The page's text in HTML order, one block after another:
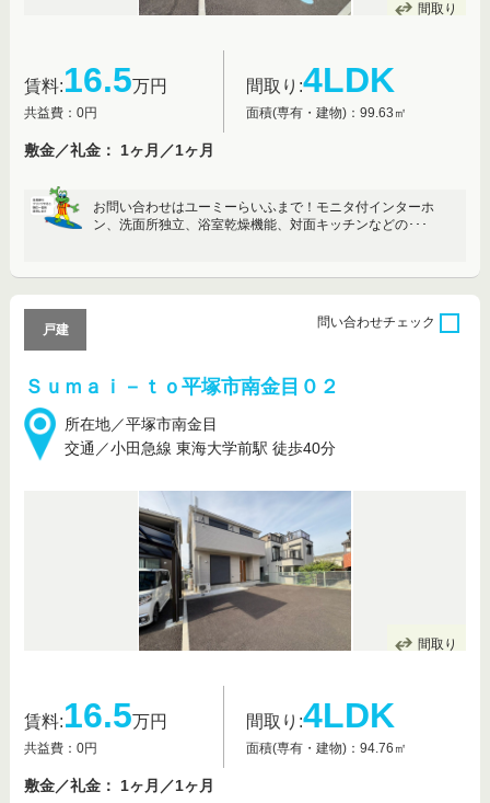
間取り
賃料:16.5万円
共益費：0円
間取り:4LDK
面積(専有・建物)：99.63㎡
敷金／礼金： 1ヶ月／1ヶ月
お問い合わせはユーミーらいふまで！モニタ付インターホ
ン、洗面所独立、浴室乾燥機能、対面キッチンなどの･･･
Ｓｕｍａｉ－ｔｏ平塚市南金目０２
所在地／平塚市南金目
交通／小田急線 東海大学前駅 徒歩40分
戸建
問い合わせチェック
間取り
賃料:16.5万円
共益費：0円
間取り:4LDK
面積(専有・建物)：94.76㎡
敷金／礼金： 1ヶ月／1ヶ月